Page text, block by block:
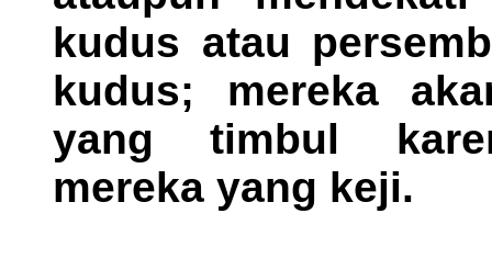
kudus atau
kudus; mereka
yang timbul
mereka yang keji.